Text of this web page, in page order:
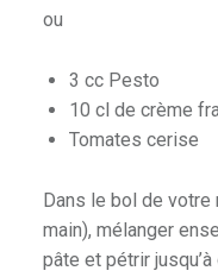
ou
3 cc Pesto
10 cl de crème
Tomates cerise
Dans le bol de votre
main), mélanger
pâte et pétrir